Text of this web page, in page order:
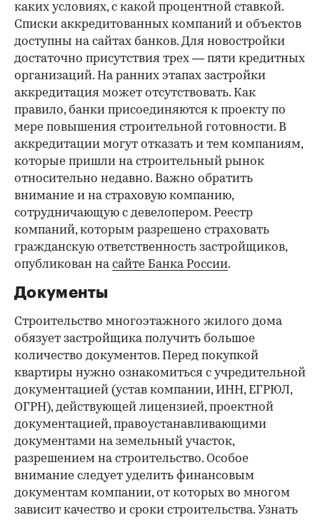
каких условиях, с какой процентной ставкой.
Списки аккредитованных компаний и объектов
доступны на сайтах банков. Для новостройки
достаточно присутствия трех — пяти кредитных
организаций. На ранних этапах застройки
аккредитация может отсутствовать. Как
правило, банки присоединяются к проекту по
мере повышения строительной готовности. В
аккредитации могут отказать и тем компаниям,
которые пришли на строительный рынок
относительно недавно. Важно обратить
внимание и на страховую компанию,
сотрудничающую с девелопером. Реестр
компаний, которым разрешено страховать
гражданскую ответственность застройщиков,
опубликован насайте Банка России.
Документы
Строительство многоэтажного жилого дома
обязует застройщика получить большое
количество документов. Перед покупкой
квартиры нужно ознакомиться с учредительной
документацией (устав компании, ИНН, ЕГРЮЛ,
ОГРН), действующей лицензией, проектной
документацией, правоустанавливающими
документами на земельный участок,
разрешением на строительство. Особое
внимание следует уделить финансовым
документам компании, от которых во многом
зависит качество и сроки строительства. Узнать